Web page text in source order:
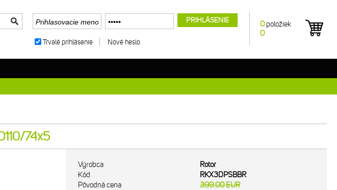
74x5
Výrobca
Rotor
Kód
RKX3DPSBBR
Pôvodná cena
399.00EUR
0 položiek
0
PRIHLÁSENIE
Trvalé prihlásenie Nové heslo